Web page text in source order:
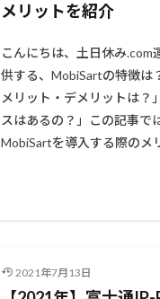
メリットを紹介
こんにちは、土日休み.com
供する、MobiSartの特徴は
メリット・デメリットは？
スはあるの？」この記事で
MobiSartを導入する際のメ
2021年7月13日